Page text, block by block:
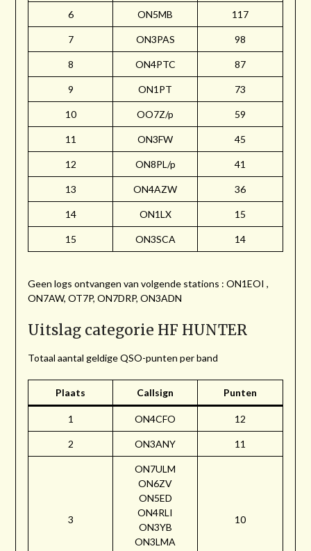
6 ON5MB 117
7 ON3PAS 98
8 ON4PTC 87
9 ON1PT 73
10 OO7Z/p 59
11 ON3FW 45
12 ON8PL/p 41
13 ON4AZW 36
14 ON1LX 15
15 ON3SCA 14
Geen logs ontvangen van volgende stations : ON1EOI ,
ON7AW, OT7P, ON7DRP, ON3ADN
Uitslag categorie HF HUNTER
Totaal aantal geldige QSO-punten per band
Plaats Callsign Punten
1 ON4CFO 12
2 ON3ANY 11
3
ON7ULM
ON6ZV
ON5ED
ON4RLI
ON3YB
ON3LMA
10